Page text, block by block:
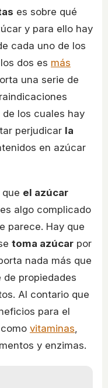
es sobre qué
y para ello hay
cada uno de los
dos es más
una serie de
los cuales hay
perjudicar la
en azúcar
el azúcar
algo complicado
parece. Hay que
toma azúcar por
nada más que
propiedades
Al contario que
para el
vitaminas
y enzimas.